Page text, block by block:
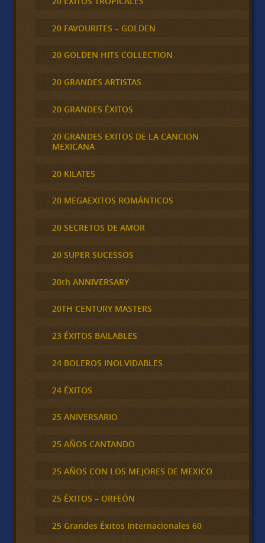
20 FAVOURITES – GOLDEN
20 GOLDEN HITS COLLECTION
20 GRANDES ARTISTAS
20 GRANDES ÉXITOS
20 GRANDES EXITOS DE LA CANCION
MEXICANA
20 KILATES
20 MEGAEXITOS ROMÁNTICOS
20 SECRETOS DE AMOR
20 SUPER SUCESSOS
20th ANNIVERSARY
20TH CENTURY MASTERS
23 ÉXITOS BAILABLES
24 BOLEROS INOLVIDABLES
24 ÉXITOS
25 ANIVERSARIO
25 AÑOS CANTANDO
25 AÑOS CON LOS MEJORES DE MEXICO
25 ÉXITOS – ORFEÓN
25 Grandes Éxitos Internacionales 60